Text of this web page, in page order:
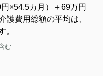
×54.5カ月）＋69万円
護費用総額の平均は、
。
む